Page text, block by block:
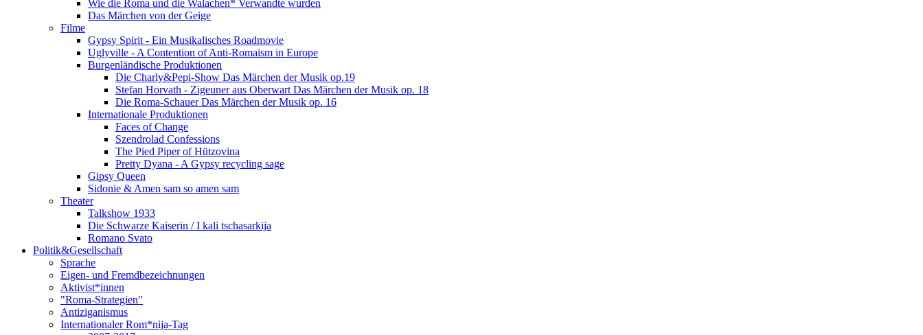
Wie die Roma und die Walachen* Verwandte wurden
Das Märchen von der Geige
Filme
Gypsy Spirit - Ein Musikalisches Roadmovie
Uglyville - A Contention of Anti-Romaism in Europe
Burgenländische Produktionen
Die Charly&Pepi-Show Das Märchen der Musik op.19
Stefan Horvath - Zigeuner aus Oberwart Das Märchen der Musik op. 18
Die Roma-Schauer Das Märchen der Musik op. 16
Internationale Produktionen
Faces of Change
Szendrolad Confessions
The Pied Piper of Hützovina
Pretty Dyana - A Gypsy recycling sage
Gipsy Queen
Sidonie & Amen sam so amen sam
Theater
Talkshow 1933
Die Schwarze Kaiserin / I kali tschasarkija
Romano Svato
Politik&Gesellschaft
Sprache
Eigen- und Fremdbezeichnungen
Aktivist*innen
"Roma-Strategien"
Antiziganismus
Internationaler Rom*nija-Tag